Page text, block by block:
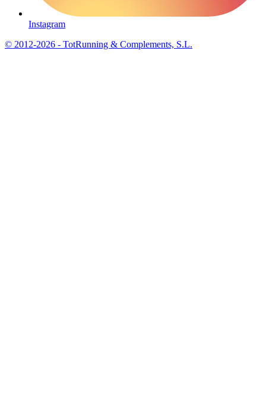
Instagram
© 2012-2026 - TotRunning & Complements, S.L.